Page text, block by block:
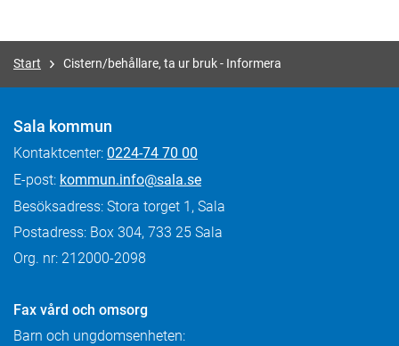
Start Cistern/behållare, ta ur bruk - Informera
Sala kommun
Kontaktcenter: 0224-74 70 00
E-post: kommun.info@sala.se
Besöksadress: Stora torget 1, Sala
Postadress: Box 304, 733 25 Sala
Org. nr: 212000-2098
Fax vård och omsorg
Barn och ungdomsenheten: